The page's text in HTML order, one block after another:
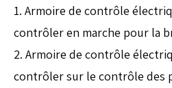
1. Armoire de contrôle
contrôler en marche pour la
2. Armoire de contrôle
contrôler sur le contrôle des